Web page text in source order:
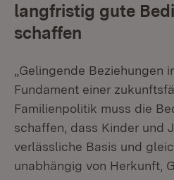
langfristig gute
schaffen
„Gelingende Beziehungen
Fundament einer
Familienpolitik muss die
schaffen, dass Kinder und
verlässliche Basis und
unabhängig von Herkunft,